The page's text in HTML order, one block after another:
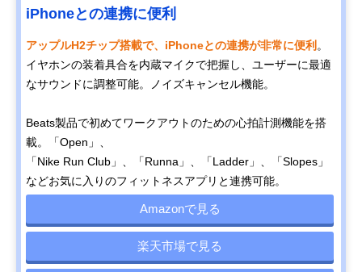
iPhoneとの連携に便利
アップルH2チップ搭載で、iPhoneとの連携が非常に便利 。
イヤホンの装着具合を内蔵マイクで把握し、ユーザーに最適
なサウンドに調整可能。ノイズキャンセル機能。
Beats製品で初めてワークアウトのための心拍計測機能を搭
載。「Open」、
「Nike Run Club」、「Runna」、「Ladder」、「Slopes」
などお気に入りのフィットネスアプリと連携可能。
Amazonで見る
楽天市場で見る